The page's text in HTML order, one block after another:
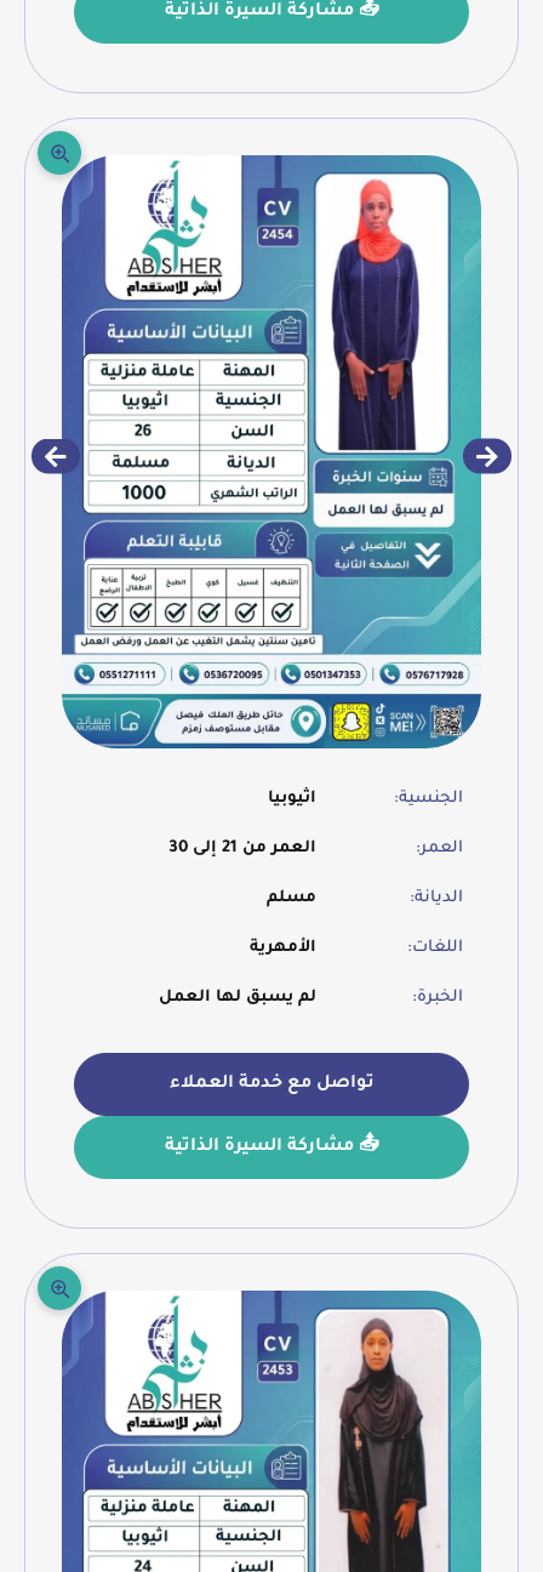
📤 مشاركة السيرة الذاتية
الجنسية: اثيوبيا
العمر: العمر من 21 إلى 30
الديانة: مسلم
اللغات: الأمهرية
الخبرة: لم يسبق لها العمل
تواصل مع خدمة العملاء
📤 مشاركة السيرة الذاتية